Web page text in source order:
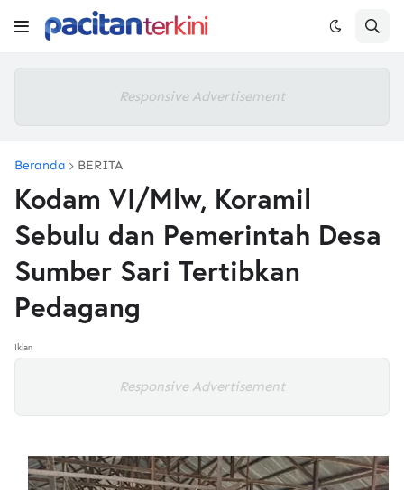
Responsive Advertisement
Beranda BERITA
Kodam VI/Mlw, Koramil
Sebulu dan Pemerintah Desa
Sumber Sari Tertibkan
Pedagang
Iklan
Responsive Advertisement